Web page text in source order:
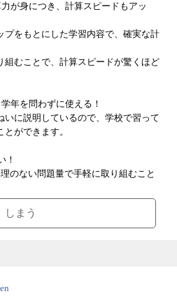
が身につき、計算スピードもアッ
プをもとにした学習内容で、確実な計
組むことで、計算スピードが驚くほど
年を問わずに使える！
いに説明しているので、学校で習って
ができます。
！
のない問題量で手軽に取り組むこと
しまう